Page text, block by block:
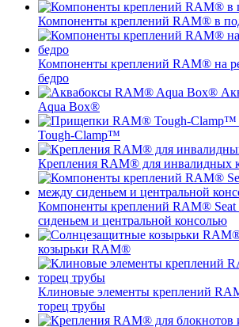
Компоненты креплений RAM® в
Компоненты креплений RAM® на
бедро
Aqua Box®
Tough-Clamp™
Крепления RAM® для инвалидных
Компоненты креплений RAM® Seat
сиденьем и центральной консолью
козырьки RAM®
Клиновые элементы креплений
торец трубы